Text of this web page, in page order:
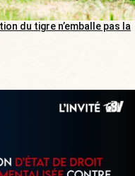
du tigre n’emballe pas la